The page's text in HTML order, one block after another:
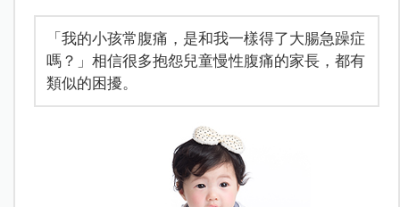
「我的小孩常腹痛，是和我一樣得了大腸急躁症
嗎？」相信很多抱怨兒童慢性腹痛的家長，都有
類似的困擾。